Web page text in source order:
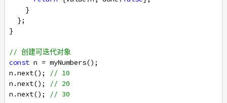
}
  };
}
// 创建可迭代对象
const n = myNumbers();
n .next();
// 10
n .next();
// 20
n .next(); // 30